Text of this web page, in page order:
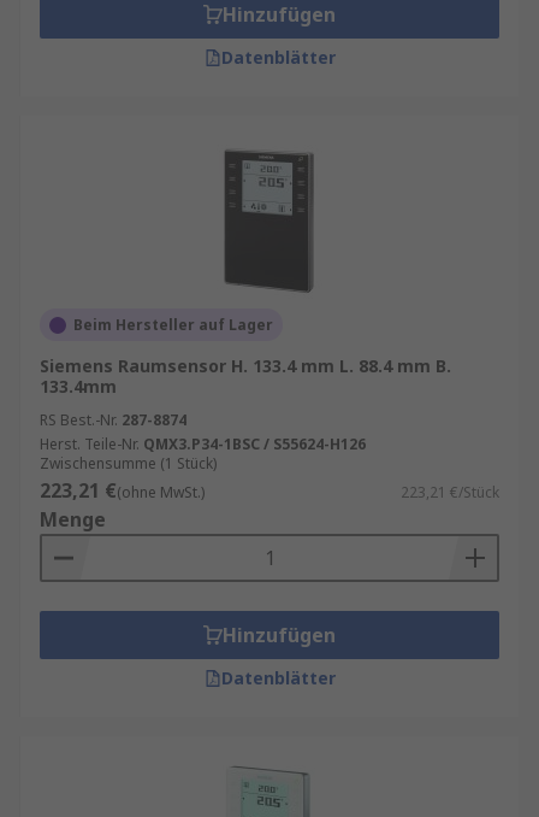
Hinzufügen
Datenblätter
Beim Hersteller auf Lager
Siemens Raumsensor H. 133.4 mm L. 88.4 mm B.
133.4mm
RS Best.-Nr. 287-8874
Herst. Teile-Nr. QMX3.P34-1BSC / S55624-H126
Zwischensumme (1 Stück)
223,21 €(ohne MwSt.) 223,21 €/Stück
Menge
Hinzufügen
Datenblätter